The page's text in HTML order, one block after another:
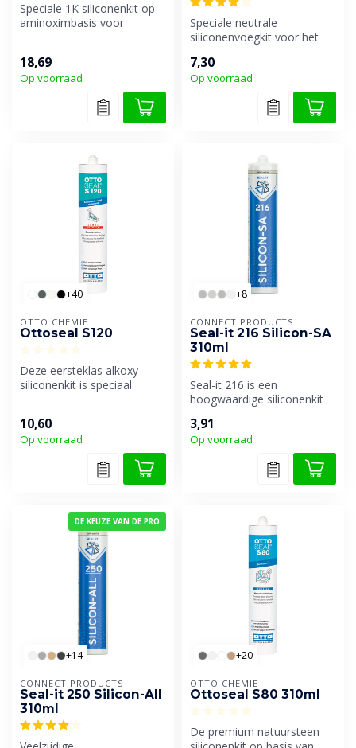
Speciale 1K siliconenkit op
aminoximbasis voor
18,69
Op voorraad
Speciale neutrale
siliconenvoegkit voor het
arduin, blauwe...
7,30
Op voorraad
+40
OTTO CHEMIE
Ottoseal S120
Deze eersteklas alkoxy
siliconenkit is speciaal
10,60
Op voorraad
+8
CONNECT PRODUCTS
Seal-it 216 Silicon-SA
310ml
Seal-it 216 is een
hoogwaardige siliconenkit
schimmelwere...
3,91
Op voorraad
DE KEUZE VAN DE PRO
+14
CONNECT PRODUCTS
Seal-it 250 Silicon-All
310ml
+20
OTTO CHEMIE
Ottoseal S80 310ml
De premium natuursteen